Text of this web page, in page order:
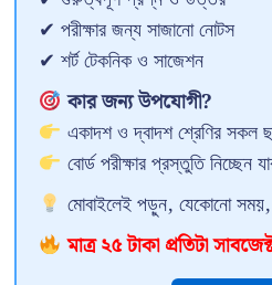
✔ পরীক্ষার জন্য সাজানো নোটস
✔ শর্ট টেকনিক ও সাজেশন
কার জন্য উপযোগী?
একাদশ ও দ্বাদশ শ্রেণির সকল
বোর্ড পরীক্ষার প্রস্তুতি নিচ্ছেন
মোবাইলেই পড়ুন, যেকোনো
মাত্র ২৫ টাকা প্রতিটা